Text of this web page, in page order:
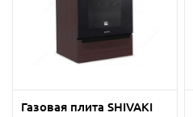
Газовая плита SHIVAKI